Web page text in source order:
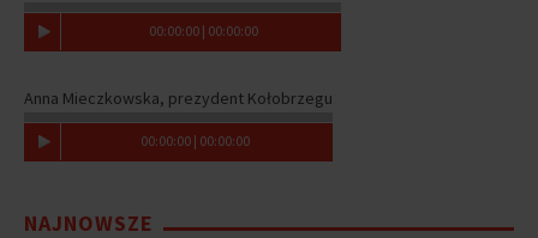
00:00:00 | 00:00:00
Anna Mieczkowska, prezydent Kołobrzegu
00:00:00 | 00:00:00
NAJNOWSZE